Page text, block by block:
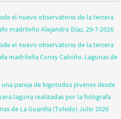
el nuevo observatorio de la tercera
madrileño Alejandro Díaz. 29-7-2026
el nuevo observatorio de la tercera
madrileña Conxy Calviño. Lagunas de
pareja de bigotudos jóvenes desde
laguna realizadas por la fotógrafa
de La Guardia (Toledo) Julio 2026